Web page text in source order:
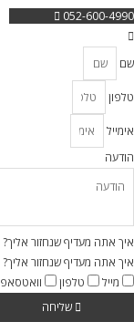
052-600-4990
שם
טלפון
אימייל
הודעה
איך אתה מעדיף שנחזור אליך?
איך אתה מעדיף שנחזור אליך?
מייל
טלפון
וואטסאפ
שליחה